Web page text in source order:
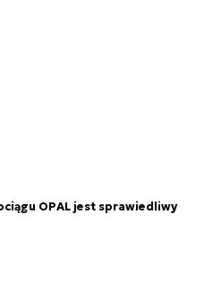
OPAL jest sprawiedliwy